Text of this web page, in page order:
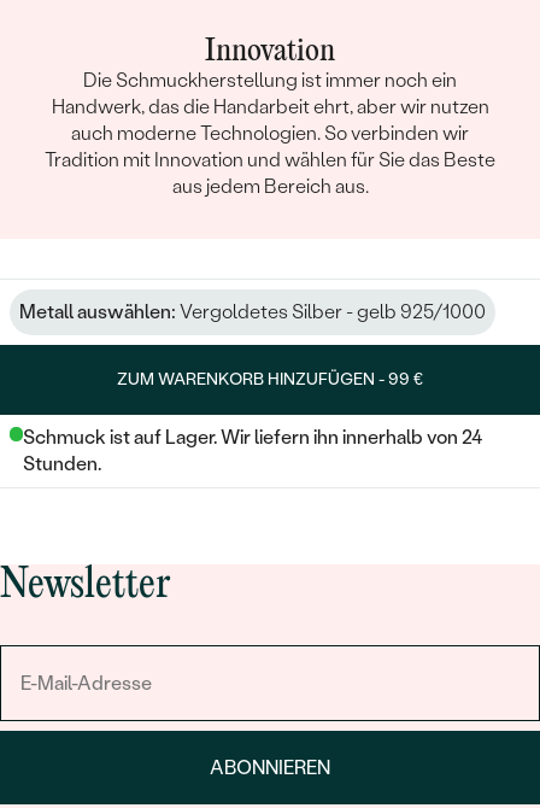
Innovation
Die Schmuckherstellung ist immer noch ein
Handwerk, das die Handarbeit ehrt, aber wir nutzen
auch moderne Technologien. So verbinden wir
Tradition mit Innovation und wählen für Sie das Beste
aus jedem Bereich aus.
Metall auswählen: Vergoldetes Silber - gelb 925/1000
ZUM WARENKORB HINZUFÜGEN -99 €
Schmuck ist auf Lager. Wir liefern ihn innerhalb von 24
Stunden.
Newsletter
ABONNIEREN